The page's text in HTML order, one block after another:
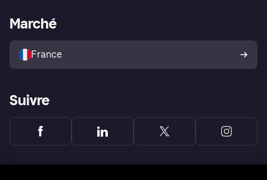
Explorez les magasins
Politique de protection de
l’acheteur Klarna
Portail Marchand
Marché
France
Suivre